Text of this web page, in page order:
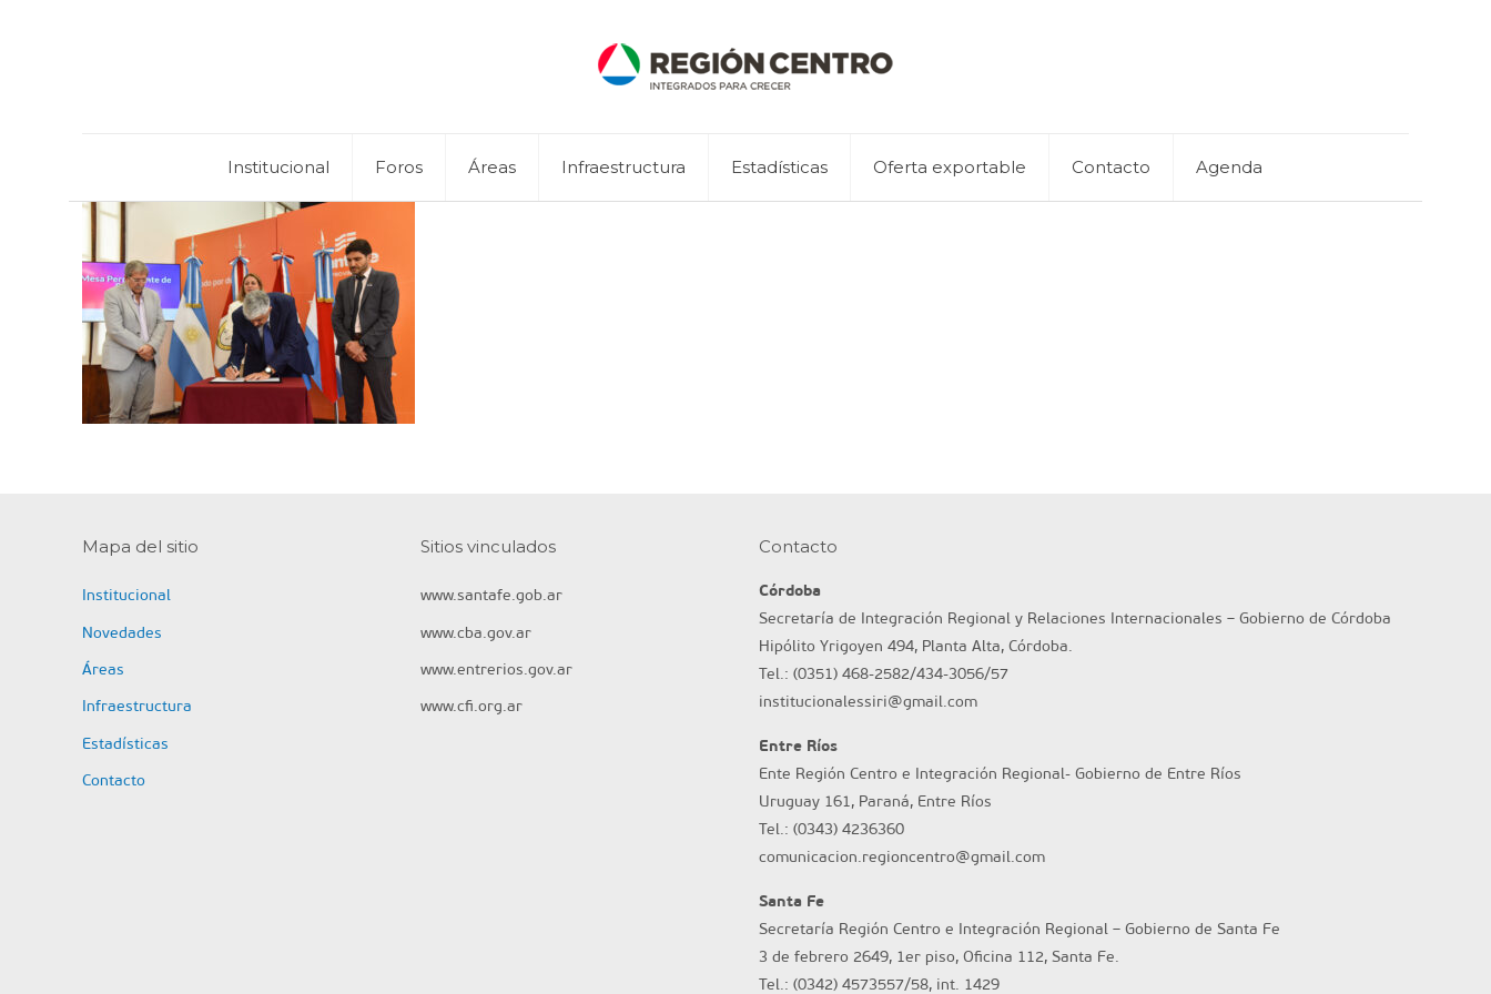
Institucional Foros Áreas Infraestructura Estadísticas Oferta exportable Contacto Agenda
Mapa del sitio
Institucional
Novedades
Áreas
Infraestructura
Estadísticas
Contacto
Sitios vinculados
www.santafe.gob.ar
www.cba.gov.ar
www.entrerios.gov.ar
www.cfi.org.ar
Contacto
Córdoba
Secretaría de Integración Regional y Relaciones Internacionales – Gobierno de Córdoba
Hipólito Yrigoyen 494, Planta Alta, Córdoba.
Tel.: (0351) 468-2582/434-3056/57
institucionalessiri@gmail.com
Entre Ríos
Ente Región Centro e Integración Regional- Gobierno de Entre Ríos
Uruguay 161, Paraná, Entre Ríos
Tel.: (0343) 4236360
comunicacion.regioncentro@gmail.com
Santa Fe
Secretaría Región Centro e Integración Regional – Gobierno de Santa Fe
3 de febrero 2649, 1er piso, Oficina 112, Santa Fe.
Tel.: (0342) 4573557/58, int. 1429